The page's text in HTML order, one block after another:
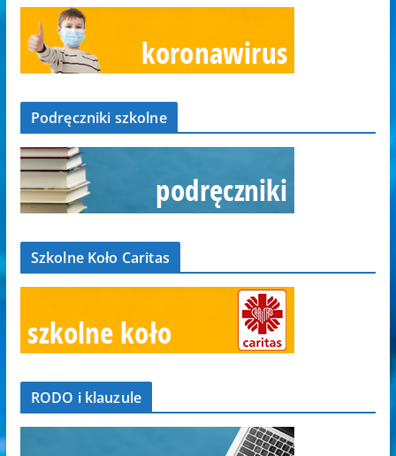
Podręczniki szkolne
Szkolne Koło Caritas
RODO i klauzule